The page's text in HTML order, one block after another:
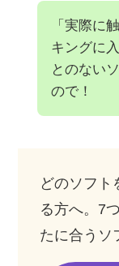
「実際に
キングに
とのない
ので！
どのソフト
る方へ。7
たに合うソ